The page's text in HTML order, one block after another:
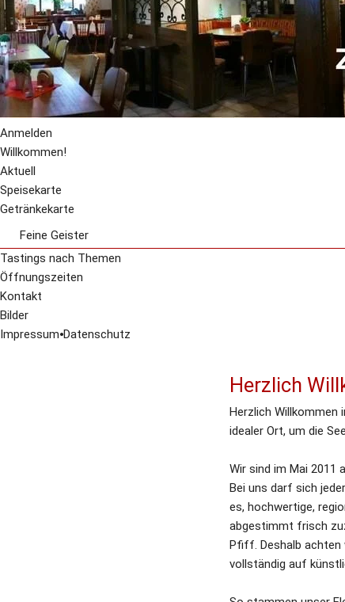
Anmelden
Willkommen!
Aktuell
Speisekarte
Getränkekarte
Feine Geister
Whisky - Highlands
Whisky - Speyside
Whisky - Lowlands
Whisky - Campbeltown
Whisky - Islay
Tastings nach Themen
Öffnungszeiten
Kontakt
Bilder
Impressum⦁Datenschutz
Herzlich
Herzlich Willkommen
idealer Ort, um die
Wir sind im Mai 2011
Bei uns darf sich
es, hochwertige,
abgestimmt frisch
Pfiff. Deshalb
vollständig auf